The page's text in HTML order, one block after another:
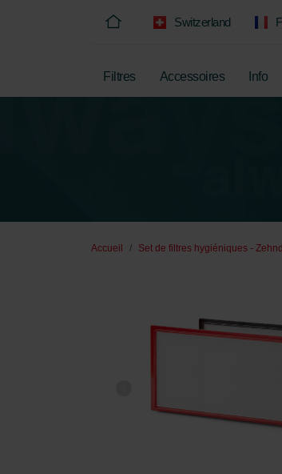
Switzerland
Filtres Accessoires Info
Accueil Set de filtres hygiéniques -